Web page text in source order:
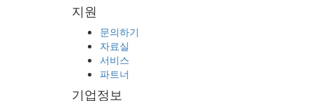
지원
문의하기
자료실
서비스
파트너
기업정보